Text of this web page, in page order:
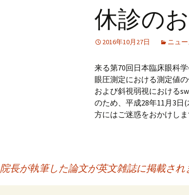
休診の
2016年10月27日 ニュー
来る第70回日本臨床眼科
眼圧測定における測定値
および斜視弱視における
のため、平成28年11月3
方にはご迷惑をおかけし
院長が執筆した論文が英文雑誌に掲載され